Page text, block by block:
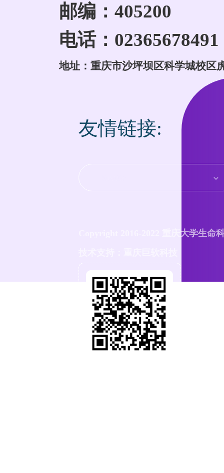
邮编：405200
电话：02365678491
地址：重庆市沙坪坝区科学城校区
友情链接:
Copyright 2016-2022 重庆大学生命